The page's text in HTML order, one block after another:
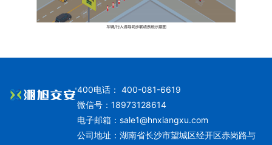
400电话： 400-081-6619
微信号：18973128614
电子邮箱： sale1@hnxiangxu.com
公司地址：湖南省长沙市望城区经开区赤岗路与